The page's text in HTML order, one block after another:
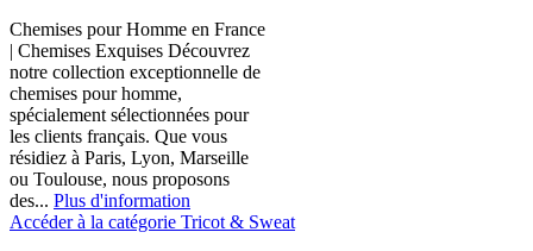
Chemises pour Homme en France
| Chemises Exquises Découvrez
notre collection exceptionnelle de
chemises pour homme,
spécialement sélectionnées pour
les clients français. Que vous
résidiez à Paris, Lyon, Marseille
ou Toulouse, nous proposons
des... Plus d'information
Accéder à la catégorie Tricot & Sweat